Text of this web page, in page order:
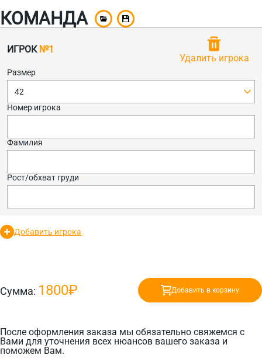
КОМАНДА
ИГРОК №1
Удалить игрока
Размер
42
Номер игрока
Фамилия
Рост/обхват груди
Добавить игрока
После оформления заказа мы обязательно свяжемся с
Вами для уточнения всех нюансов вашего заказа и
поможем Вам.
Сумма: 1800₽ Добавить в корзину